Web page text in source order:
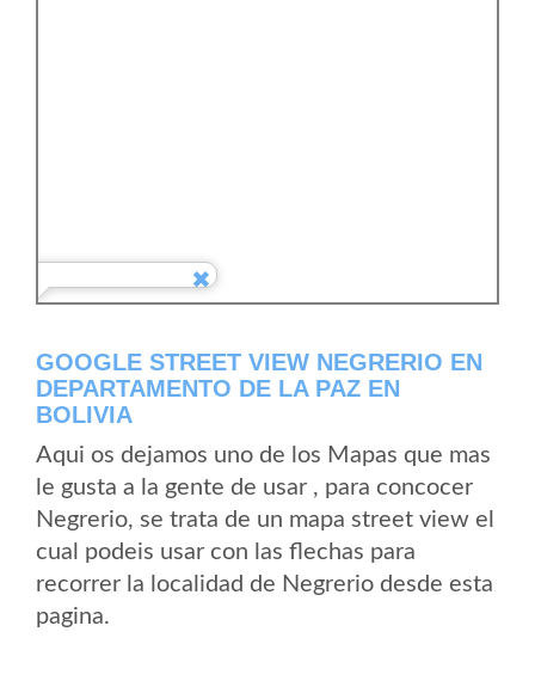
GOOGLE STREET VIEW NEGRERIO EN
DEPARTAMENTO DE LA PAZ EN
BOLIVIA
Aqui os dejamos uno de los Mapas que mas
le gusta a la gente de usar , para concocer
Negrerio, se trata de un mapa street view el
cual podeis usar con las flechas para
recorrer la localidad de Negrerio desde esta
pagina.